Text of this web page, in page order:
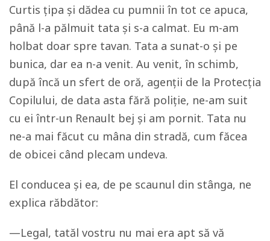
Curtis țipa și dădea cu pumnii în tot ce apuca,
până l-a pălmuit tata și s-a calmat. Eu m-am
holbat doar spre tavan. Tata a sunat-o și pe
bunica, dar ea n-a venit. Au venit, în schimb,
după încă un sfert de oră, agenții de la Protecția
Copilului, de data asta fără poliție, ne-am suit
cu ei într-un Renault bej și am pornit. Tata nu
ne-a mai făcut cu mâna din stradă, cum făcea
de obicei când plecam undeva.
El conducea și ea, de pe scaunul din stânga, ne
explica răbdător:
—Legal, tatăl vostru nu mai era apt să vă